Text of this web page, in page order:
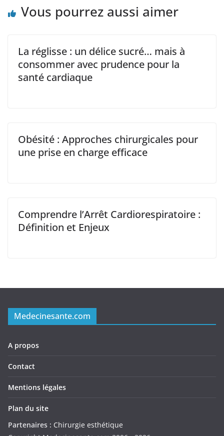
Vous pourrez aussi aimer
La réglisse : un délice sucré… mais à
consommer avec prudence pour la
santé cardiaque
Obésité : Approches chirurgicales pour
une prise en charge efficace
Comprendre l’Arrêt Cardiorespiratoire :
Définition et Enjeux
Medecinesante.com
A propos
Contact
Mentions légales
Plan du site
Partenaires : Chirurgie esthétique